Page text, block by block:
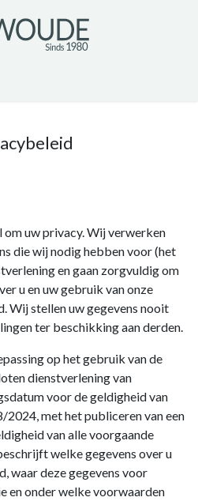
uw privacy. Wij verwerken
die wij nodig hebben voor (het
en gaan zorgvuldig om
u en uw gebruik van onze
Wij stellen uw gegevens nooit
ter beschikking aan derden.
op het gebruik van de
dienstverlening van
voor de geldigheid van
met het publiceren van een
van alle voorgaande
welke gegevens over u
waar deze gegevens voor
en onder welke voorwaarden